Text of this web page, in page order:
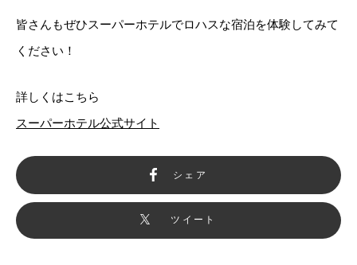
皆さんもぜひスーパーホテルでロハスな宿泊を体験してみて
ください！
詳しくはこちら
スーパーホテル公式サイト
シェア
ツイート